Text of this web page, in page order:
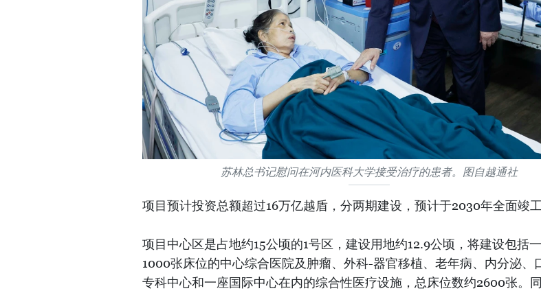
苏林总书记慰问在河内医科大学接受治疗的患者。图自越通社
项目预计投资总额超过16万亿越盾，分两期建设，预计于2030年全面竣工
项目中心区是占地约15公顷的1号区，建设用地约12.9公顷，将建设包括
1000张床位的中心综合医院及肿瘤、外科-器官移植、老年病、内分泌、
专科中心和一座国际中心在内的综合性医疗设施，总床位数约2600张。